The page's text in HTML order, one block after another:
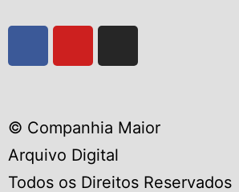
© Companhia Maior
Arquivo Digital
Todos os Direitos Reservados